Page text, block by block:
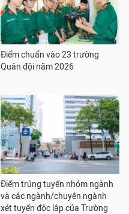
Điểm chuẩn vào 23 trường
Quân đội năm 2026
Điểm trúng tuyển nhóm ngành
và các ngành/chuyên ngành
xét tuyển độc lập của Trường